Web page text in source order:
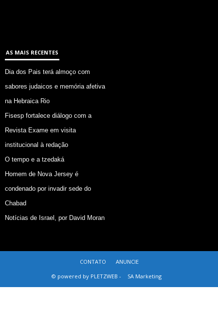
AS MAIS RECENTES
Dia dos Pais terá almoço com
sabores judaicos e memória afetiva
na Hebraica Rio
Fisesp fortalece diálogo com a
Revista Exame em visita
institucional à redação
O tempo e a tzedaká
Homem de Nova Jersey é
condenado por invadir sede do
Chabad
Notícias de Israel, por David Moran
CONTATO
ANUNCIE
© powered by PLETZWEB -
SA Marketing